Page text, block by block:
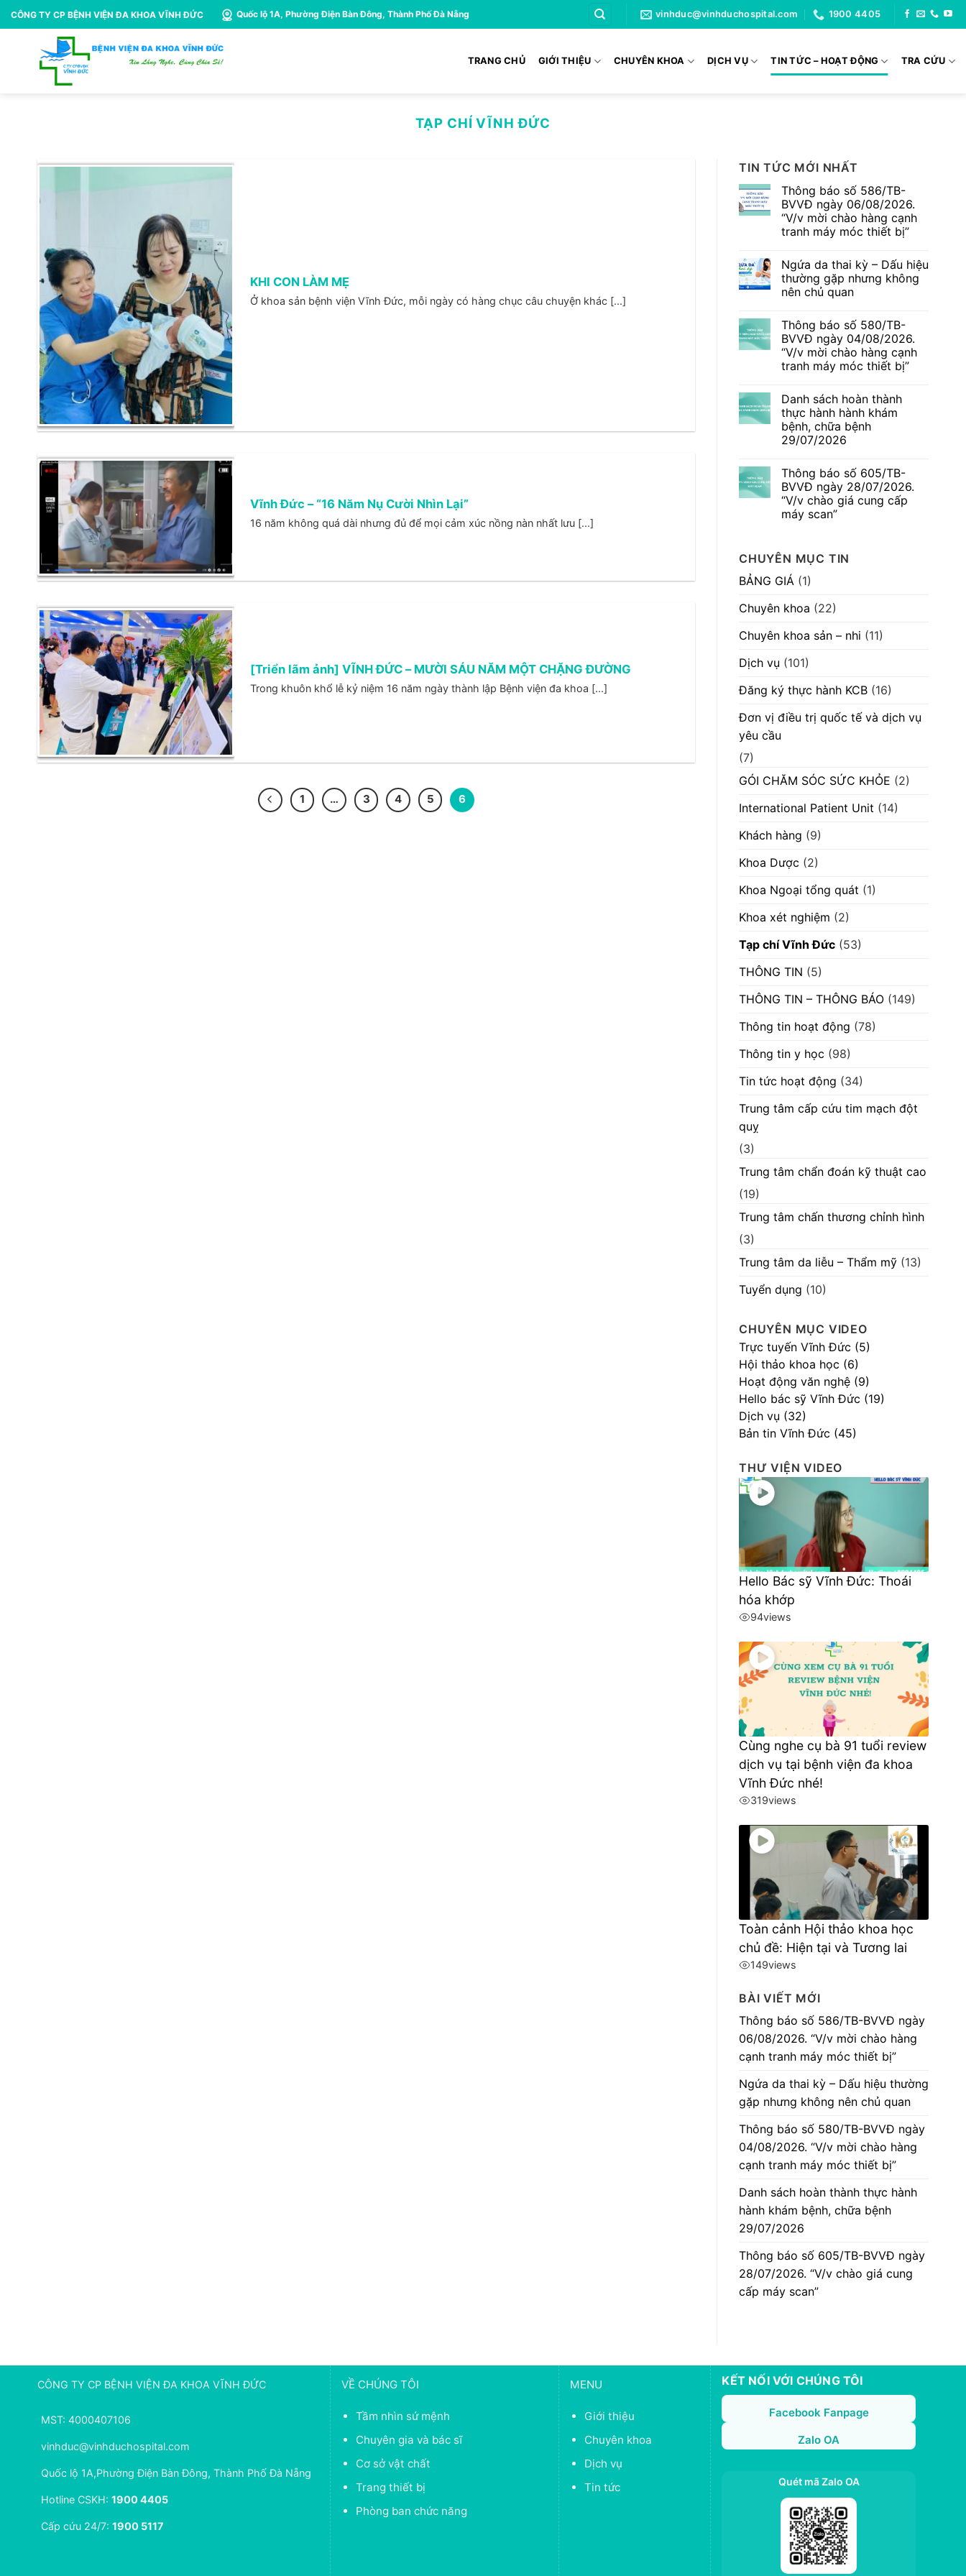
Bỏ
qua
CÔNG TY CP BỆNH VIỆN ĐA KHOA VĨNH ĐỨC Quốc lộ 1A, Phường Điện Bàn Đông, Thành Phố Đà Nẵng vinhduc@vinhduchospital.com 1900 4405
TRANG CHỦ GIỚI THIỆU CHUYÊN KHOA DỊCH VỤ TIN TỨC – HOẠT ĐỘNG TRA CỨU
TẠP CHÍ VĨNH ĐỨC
KHI CON LÀM MẸ
Ở khoa sản bệnh viện Vĩnh Đức, mỗi ngày có hàng chục câu chuyện khác [...]
Vĩnh Đức – “16 Năm Nụ Cười Nhìn Lại”
16 năm không quá dài nhưng đủ để mọi cảm xúc nồng nàn nhất lưu [...]
[Triển lãm ảnh] VĨNH ĐỨC – MƯỜI SÁU NĂM MỘT CHẶNG ĐƯỜNG
Trong khuôn khổ lễ kỷ niệm 16 năm ngày thành lập Bệnh viện đa khoa [...]
1 … 3 4 5 6
TIN TỨC MỚI NHẤT
Thông báo số 586/TB-
BVVĐ ngày 06/08/2026.
“V/v mời chào hàng cạnh
tranh máy móc thiết bị”
bình
luận
ở
Thông
586/TB-
BVVĐ
ngày
06/08/2026.
“V/v
mời
cạnh
tranh
máy
móc
thiết
bị”
Ngứa da thai kỳ – Dấu hiệu
thường gặp nhưng không
nên chủ quan
bình
luận
ở
Ngứa
da
thai
Dấu
hiệu
thường
gặp
nhưng
không
quan
Thông báo số 580/TB-
BVVĐ ngày 04/08/2026.
“V/v mời chào hàng cạnh
tranh máy móc thiết bị”
bình
luận
ở
Thông
báo
số
ngày
04/08/2026.
“V/v
mời
chào
hàng
móc
bị”
Danh sách hoàn thành
thực hành hành khám
bệnh, chữa bệnh
29/07/2026
bình
luận
ở
Danh
sách
hoàn
hành
bệnh,
chữa
29/07/2026
Thông báo số 605/TB-
BVVĐ ngày 28/07/2026.
“V/v chào giá cung cấp
máy scan”
luận
ở
Thông
báo
605/TB-
BVVĐ
28/07/2026.
“V/v
giá
cung
máy
scan”
CHUYÊN MỤC TIN
BẢNG GIÁ (1)
Chuyên khoa (22)
Chuyên khoa sản – nhi (11)
Dịch vụ (101)
Đăng ký thực hành KCB (16)
Đơn vị điều trị quốc tế và dịch vụ
yêu cầu
(7)
GÓI CHĂM SÓC SỨC KHỎE (2)
International Patient Unit (14)
Khách hàng (9)
Khoa Dược (2)
Khoa Ngoại tổng quát (1)
Khoa xét nghiệm (2)
Tạp chí Vĩnh Đức (53)
THÔNG TIN (5)
THÔNG TIN – THÔNG BÁO (149)
Thông tin hoạt động (78)
Thông tin y học (98)
Tin tức hoạt động (34)
Trung tâm cấp cứu tim mạch đột
quỵ
(3)
Trung tâm chẩn đoán kỹ thuật cao
(19)
Trung tâm chấn thương chỉnh hình
(3)
Trung tâm da liễu – Thẩm mỹ (13)
Tuyển dụng (10)
CHUYÊN MỤC VIDEO
Trực tuyến Vĩnh Đức (5)
Hội thảo khoa học (6)
Hoạt động văn nghệ (9)
Hello bác sỹ Vĩnh Đức (19)
Dịch vụ (32)
Bản tin Vĩnh Đức (45)
THƯ VIỆN VIDEO
Hello Bác sỹ Vĩnh Đức: Thoái
hóa khớp
94views
Cùng nghe cụ bà 91 tuổi review
dịch vụ tại bệnh viện đa khoa
Vĩnh Đức nhé!
319views
Toàn cảnh Hội thảo khoa học
chủ đề: Hiện tại và Tương lai
149views
BÀI VIẾT MỚI
Thông báo số 586/TB-BVVĐ ngày
06/08/2026. “V/v mời chào hàng
cạnh tranh máy móc thiết bị”
Ngứa da thai kỳ – Dấu hiệu thường
gặp nhưng không nên chủ quan
Thông báo số 580/TB-BVVĐ ngày
04/08/2026. “V/v mời chào hàng
cạnh tranh máy móc thiết bị”
Danh sách hoàn thành thực hành
hành khám bệnh, chữa bệnh
29/07/2026
Thông báo số 605/TB-BVVĐ ngày
28/07/2026. “V/v chào giá cung
cấp máy scan”
CÔNG TY CP BỆNH VIỆN ĐA KHOA VĨNH ĐỨC
MST: 4000407106
vinhduc@vinhduchospital.com
Quốc lộ 1A,Phường Điện Bàn Đông, Thành Phố Đà Nẵng
Hotline CSKH: 1900 4405
Cấp cứu 24/7: 1900 5117
VỀ CHÚNG TÔI
Tầm nhìn sứ mệnh
Chuyên gia và bác sĩ
Cơ sở vật chất
Trang thiết bị
Phòng ban chức năng
MENU
Giới thiệu
Chuyên khoa
Dịch vụ
Tin tức
KẾT NỐI VỚI CHÚNG TÔI
Facebook Fanpage
Zalo OA
Quét mã Zalo OA